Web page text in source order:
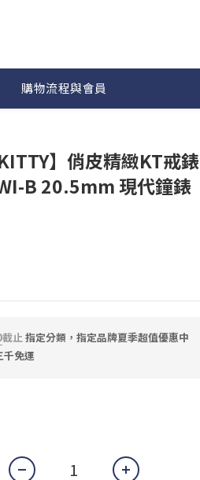
購物流程與會員
KITTY】俏皮精緻KT戒錶
B 20.5mm 現代鐘錶
截止指定分類，指定品牌夏季超值優惠中
千免運